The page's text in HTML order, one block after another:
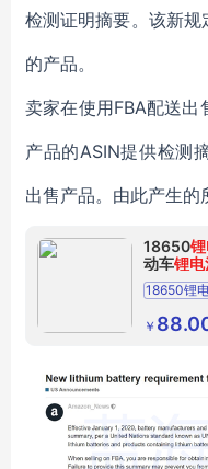
检测证明摘要。该新
的产品。
卖家在使用FBA配送出
产品的ASIN提供检测
出售产品。由此产生的
18650
动车锂电
18650锂
深圳电池
电动车锂
￥